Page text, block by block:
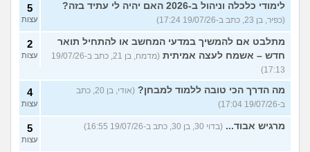
לימודי כלכלה וניהול ב-2026 האם יהיה לי עתיד בזה?
(כפיר, בן 23, כתב ב-19/07/26 17:24)
5
עצות
מתלבט אם להמשיך במדעי המחשב או להתחיל תואר
חדש – אשמח לעצה אמיתית
(מדמח, בן 21, כתב ב-19/07/26
17:13)
2
עצות
מה הדרך הכי טובה ללמוד למבחן?
(אודי, בן 20, כתב
ב-19/07/26 17:04)
4
עצות
מרגיש אבוד... (בדוי 30, בן 30, כתב ב-19/07/26 16:55) 5
עצות